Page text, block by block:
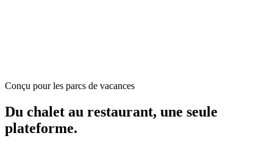
Conçu pour les parcs de vacances
Du chalet au restaurant, une seule
plateforme.